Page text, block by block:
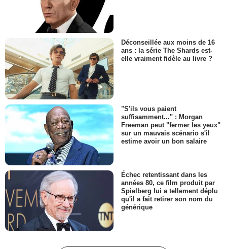
Déconseillée aux moins de 16
ans : la série The Shards est-
elle vraiment fidèle au livre ?
"S'ils vous paient
suffisamment..." : Morgan
Freeman peut "fermer les yeux"
sur un mauvais scénario s'il
estime avoir un bon salaire
Échec retentissant dans les
années 80, ce film produit par
Spielberg lui a tellement déplu
qu'il a fait retirer son nom du
générique